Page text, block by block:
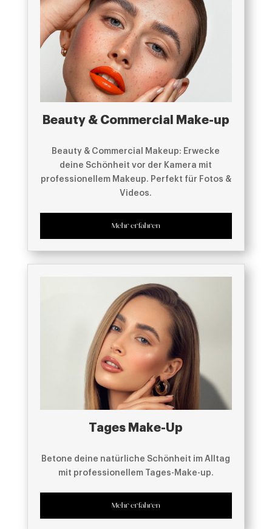
Beauty & Commercial Make-up
Beauty & Commercial Makeup: Erwecke
deine Schönheit vor der Kamera mit
professionellem Makeup. Perfekt für Fotos &
Videos.
Mehr erfahren
Tages Make-Up
Betone deine natürliche Schönheit im Alltag
mit professionellem Tages-Make-up.
Mehr erfahren